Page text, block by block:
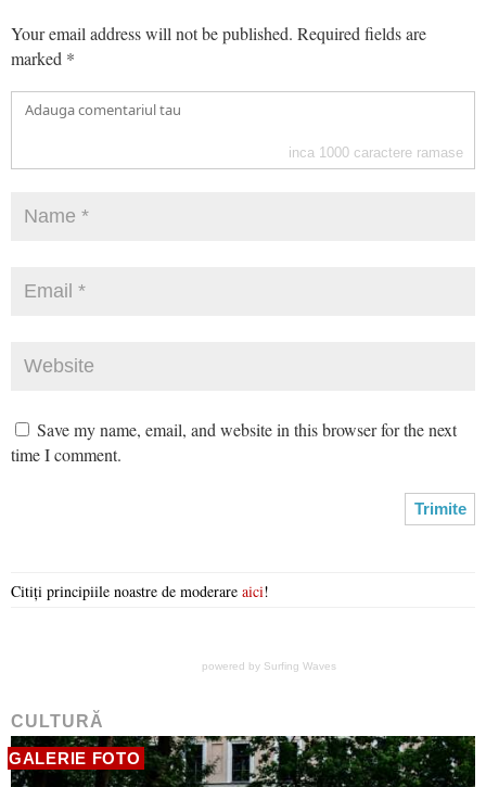
Your email address will not be published. Required fields are
marked *
inca 1000 caractere ramase
Save my name, email, and website in this browser for the next
time I comment.
Citiți principiile noastre de moderare aici!
powered by Surfing Waves
CULTURĂ
GALERIE FOTO